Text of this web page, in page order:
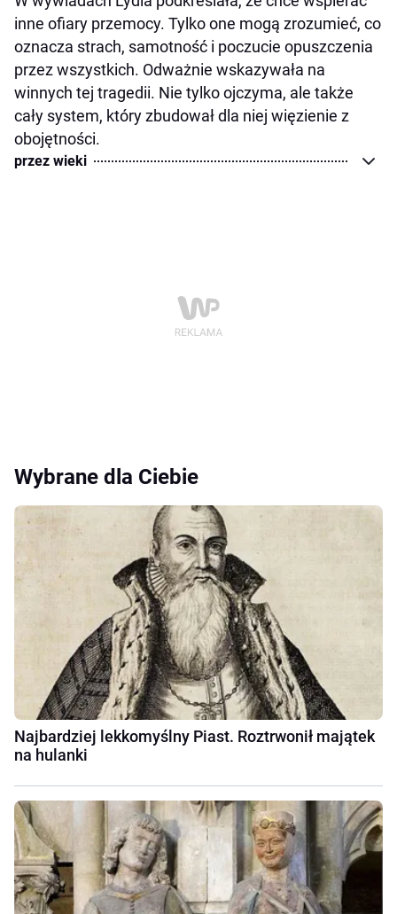
inne ofiary przemocy. Tylko one mogą zrozumieć, co
oznacza strach, samotność i poczucie opuszczenia
przez wszystkich. Odważnie wskazywała na
winnych tej tragedii. Nie tylko ojczyma, ale także
cały system, który zbudował dla niej więzienie z
obojętności.
przez wieki
Wybrane dla Ciebie
Najbardziej lekkomyślny Piast. Roztrwonił majątek
na hulanki